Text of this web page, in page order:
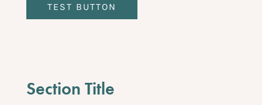
TEST BUTTON
Section Title